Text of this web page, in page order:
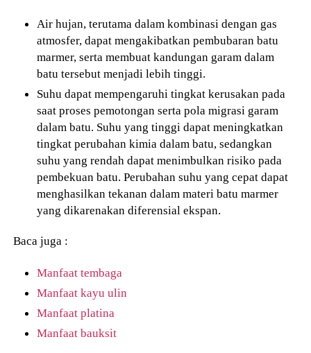
Air hujan, terutama dalam kombinasi dengan gas
atmosfer, dapat mengakibatkan pembubaran batu
marmer, serta membuat kandungan garam dalam
batu tersebut menjadi lebih tinggi.
Suhu dapat mempengaruhi tingkat kerusakan pada
saat proses pemotongan serta pola migrasi garam
dalam batu. Suhu yang tinggi dapat meningkatkan
tingkat perubahan kimia dalam batu, sedangkan
suhu yang rendah dapat menimbulkan risiko pada
pembekuan batu. Perubahan suhu yang cepat dapat
menghasilkan tekanan dalam materi batu marmer
yang dikarenakan diferensial ekspan.
Baca juga :
Manfaat tembaga
Manfaat kayu ulin
Manfaat platina
Manfaat bauksit